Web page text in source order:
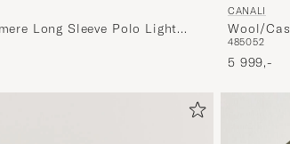
Long Sleeve Polo Light
CANALI
Wool/
485052
5 999,-